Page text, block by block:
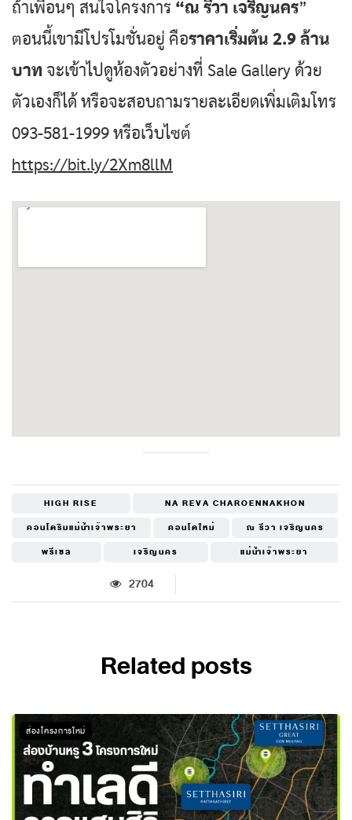
ถ้าเพื่อนๆ สนใจโครงการ “ณ รีวา เจริญนคร”
ตอนนี้เขามีโปรโมชั่นอยู่ คือราคาเริ่มต้น 2.9 ล้าน
บาท จะเข้าไปดูห้องตัวอย่างที่ Sale Gallery ด้วย
ตัวเองก็ได้ หรือจะสอบถามรายละเอียดเพิ่มเติมโทร
093-581-1999 หรือเว็บไซต์
https://bit.ly/2Xm8llM
HIGH RISE
NA REVA CHAROENNAKHON
คอนโดริมแม่น้ำเจ้าพระยา
คอนโดใหม่
ณ รีวา เจริญนคร
พรีเซล
เจริญนคร แม่น้ำเจ้าพระยา
2704
Related posts
ส่องโครงการใหม่